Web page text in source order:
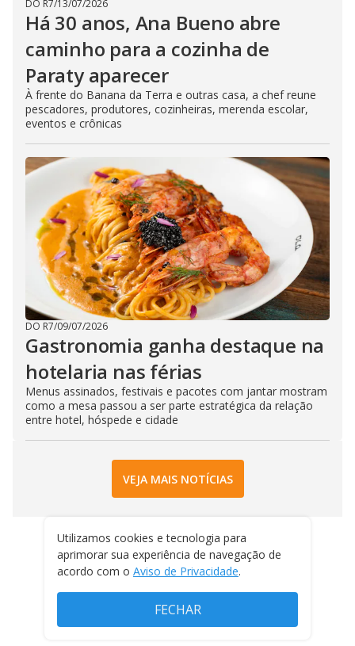
DO R7/13/07/2026
Há 30 anos, Ana Bueno abre
caminho para a cozinha de
Paraty aparecer
À frente do Banana da Terra e outras casa, a chef reune
pescadores, produtores, cozinheiras, merenda escolar,
eventos e crônicas
DO R7/09/07/2026
Gastronomia ganha destaque na
hotelaria nas férias
Menus assinados, festivais e pacotes com jantar mostram
como a mesa passou a ser parte estratégica da relação
entre hotel, hóspede e cidade
VEJA MAIS NOTÍCIAS
Utilizamos cookies e tecnologia para
aprimorar sua experiência de navegação de
acordo com o Aviso de Privacidade.
FECHAR